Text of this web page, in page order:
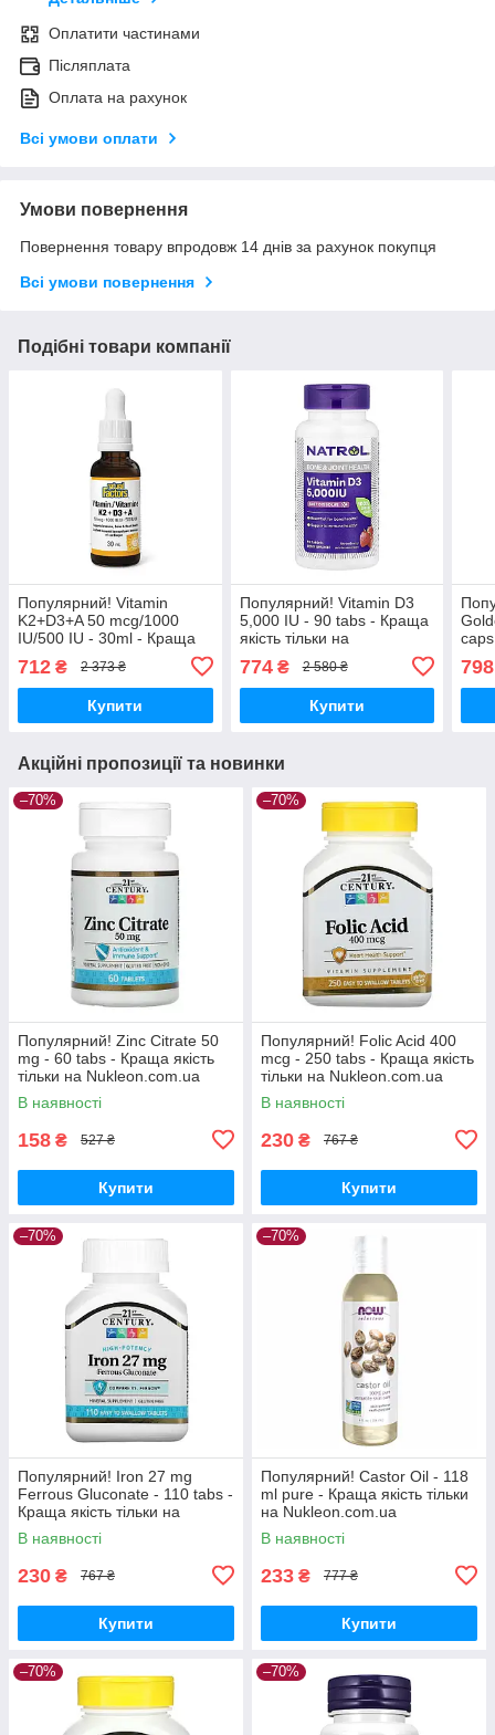
Оплатити частинами
Післяплата
Оплата на рахунок
Всі умови оплати
Умови повернення
Повернення товару впродовж 14 днів за рахунок покупця
Всі умови повернення
Подібні товари компанії
Популярний! Vitamin
K2+D3+A 50 mcg/1000
IU/500 IU - 30ml - Краща
Nukleon.com.ua
712 ₴ 2 373 ₴
Купити
Популярний! Vitamin D3
5,000 IU - 90 tabs - Краща
якість тільки на
774₴ 2 580 ₴
Купити
caps
798
Акційні пропозиції та новинки
–70%
Популярний! Zinc Citrate 50
mg - 60 tabs - Краща якість
тільки на Nukleon.com.ua
В наявності
158 ₴ 527 ₴
Купити
–70%
Популярний! Folic Acid 400
mcg - 250 tabs - Краща якість
тільки на Nukleon.com.ua
В наявності
230 ₴ 767 ₴
Купити
–70%
Популярний! Iron 27 mg
Ferrous Gluconate - 110 tabs -
Краща якість тільки на
Nukleon.com.ua
В наявності
230 ₴ 767 ₴
Купити
–70%
Популярний! Castor Oil - 118
ml pure - Краща якість тільки
на Nukleon.com.ua
В наявності
233 ₴ 777 ₴
Купити
–70% –70%